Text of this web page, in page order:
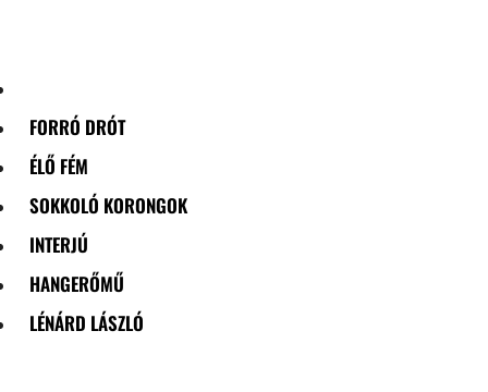
FORRÓ DRÓT
ÉLŐ FÉM
SOKKOLÓ KORONGOK
INTERJÚ
HANGERŐMŰ
LÉNÁRD LÁSZLÓ